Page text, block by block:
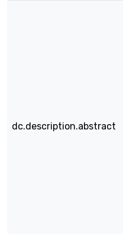
dc.description.abstract